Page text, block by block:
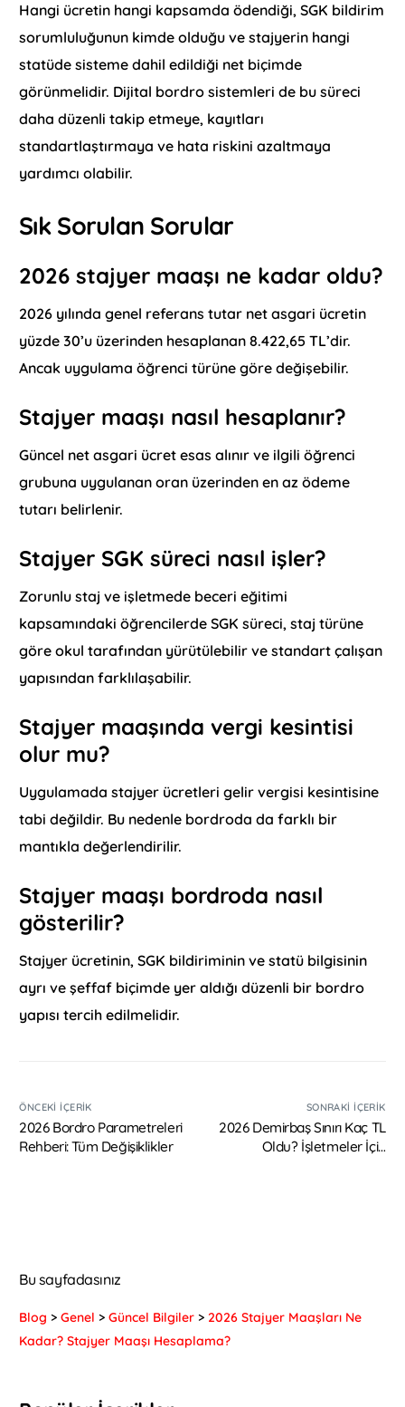
Hangi ücretin hangi kapsamda ödendiği, SGK bildirim
sorumluluğunun kimde olduğu ve stajyerin hangi
statüde sisteme dahil edildiği net biçimde
görünmelidir. Dijital bordro sistemleri de bu süreci
daha düzenli takip etmeye, kayıtları
standartlaştırmaya ve hata riskini azaltmaya
yardımcı olabilir.
Sık Sorulan Sorular
2026 stajyer maaşı ne kadar oldu?
2026 yılında genel referans tutar net asgari ücretin
yüzde 30’u üzerinden hesaplanan 8.422,65 TL’dir.
Ancak uygulama öğrenci türüne göre değişebilir.
Stajyer maaşı nasıl hesaplanır?
Güncel net asgari ücret esas alınır ve ilgili öğrenci
grubuna uygulanan oran üzerinden en az ödeme
tutarı belirlenir.
Stajyer SGK süreci nasıl işler?
Zorunlu staj ve işletmede beceri eğitimi
kapsamındaki öğrencilerde SGK süreci, staj türüne
göre okul tarafından yürütülebilir ve standart çalışan
yapısından farklılaşabilir.
Stajyer maaşında vergi kesintisi
olur mu?
Uygulamada stajyer ücretleri gelir vergisi kesintisine
tabi değildir. Bu nedenle bordroda da farklı bir
mantıkla değerlendirilir.
Stajyer maaşı bordroda nasıl
gösterilir?
Stajyer ücretinin, SGK bildiriminin ve statü bilgisinin
ayrı ve şeffaf biçimde yer aldığı düzenli bir bordro
yapısı tercih edilmelidir.
ÖNCEKI İÇERIK
2026 Bordro Parametreleri
Rehberi: Tüm Değişiklikler
SONRAKI İÇERIK
2026 Demirbaş Sınırı Kaç TL
Oldu? İşletmeler İçin
Bu sayfadasınız
Blog >Genel >Güncel Bilgiler > 2026 Stajyer Maaşları Ne
Kadar? Stajyer Maaşı Hesaplama?